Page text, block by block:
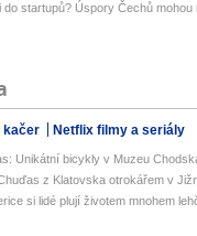
do startupů? Úspory Čechů mohou
kačer Netflix filmy a seriály
Unikátní bicykly v Muzeu
z Klatovska otrokářem v
si lidé plují životem mnohem